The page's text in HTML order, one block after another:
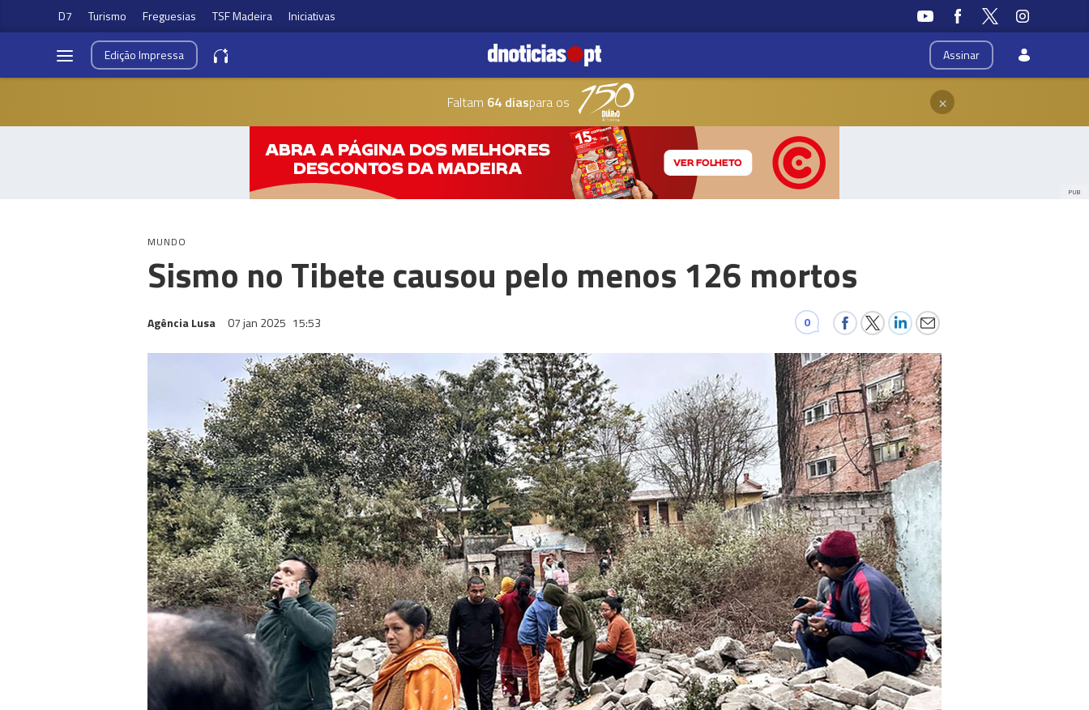
D7 Turismo Freguesias TSF Madeira Iniciativas
Assinar
EdiçãoImpressa
Faltam 64 diaspara os ×
PUB
MUNDO
Sismo no Tibete causou pelo menos 126 mortos
Agência Lusa 07 jan 2025 15:53 0